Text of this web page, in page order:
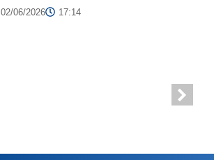
02/06/2026 17:14